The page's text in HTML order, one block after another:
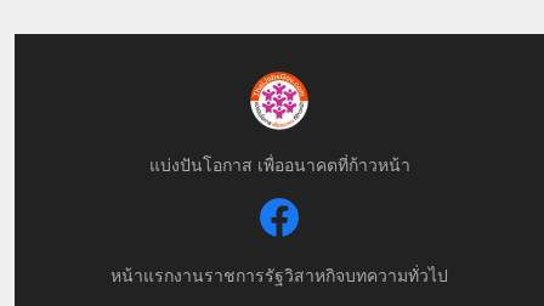
แบ่งปันโอกาส เพื่ออนาคตที่ก้าวหน้า
หน้าแรกงานราชการรัฐวิสาหกิจบทความทั่วไป